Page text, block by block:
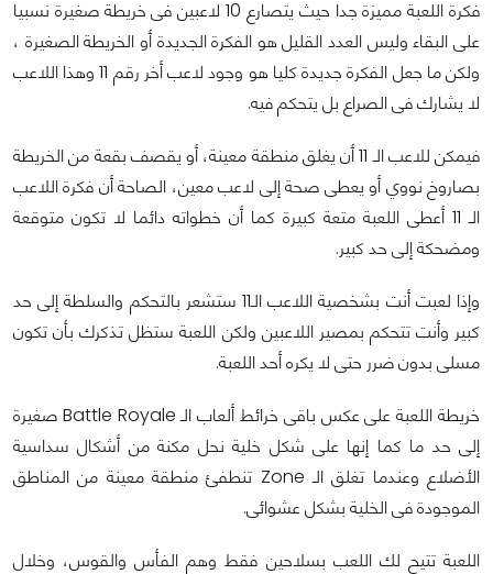
فكرة اللعبة مميزة جدا حيث يتصارع 10 لاعبين فى خريطة صغيرة نسبيا
على البقاء وليس العدد القليل هو الفكرة الجديدة أو الخريطة الصغيرة ،
ولكن ما جعل الفكرة جديدة كليا هو وجود لاعب أخر رقم 11 وهذا اللاعب
لا يشارك فى الصراع بل يتحكم فيه.
فيمكن للاعب الـ 11 أن يغلق منطقة معينة، أو يقصف بقعة من الخريطة
بصاروخ نووي أو يعطى صحة إلى لاعب معين، الصاحة أن فكرة اللاعب
الـ 11 أعطى اللعبة متعة كبيرة كما أن خطواته دائما لا تكون متوقعة
ومضحكة إلى حد كبير.
وإذا لعبت أنت بشخصية اللاعب الـ11 ستشعر بالتحكم والسلطة إلى حد
كبير وأنت تتحكم بمصير اللاعبين ولكن اللعبة ستظل تذكرك بأن تكون
مسلى بدون ضرر حتى لا يكره أحد اللعبة.
خريطة اللعبة على عكس باقى خرائط ألعاب الـ Battle Royale صغيرة
إلى حد ما كما إنها على شكل خلية نحل مكنة من أشكال سداسية
الأضلاع وعندما تغلق الـ Zone تنطفئ منطقة معينة من المناطق
الموجودة فى الخلية بشكل عشوائى.
اللعبة تتيح لك اللعب بسلاحين فقط وهم الفأس والقوس، وخلال